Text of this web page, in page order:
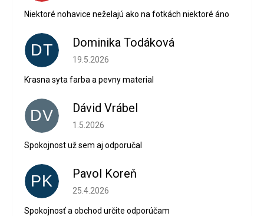
Niektoré nohavice neželajú ako na fotkách niektoré áno
DT Dominika Todáková
Hodnotenie obchodu je 5 z 5 hviezdičiek.
19.5.2026
Krasna syta farba a pevny material
DV Dávid Vrábel
Hodnotenie obchodu je 5 z 5 hviezdičiek.
1.5.2026
Spokojnost už sem aj odporučal
PK Pavol Koreň
Hodnotenie obchodu je 5 z 5 hviezdičiek.
25.4.2026
Spokojnosť a obchod určite odporúčam